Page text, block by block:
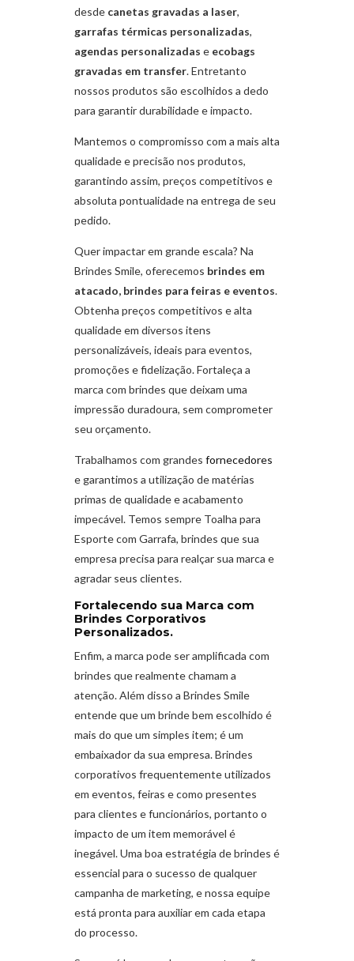
desde canetas gravadas a laser,
garrafas térmicas personalizadas,
agendas personalizadas e ecobags
gravadas em transfer. Entretanto
nossos produtos são escolhidos a dedo
para garantir durabilidade e impacto.
Mantemos o compromisso com a mais alta
qualidade e precisão nos produtos,
garantindo assim, preços competitivos e
absoluta pontualidade na entrega de seu
pedido.
Quer impactar em grande escala? Na
Brindes Smile, oferecemos brindes em
atacado, brindes para feiras e eventos.
Obtenha preços competitivos e alta
qualidade em diversos itens
personalizáveis, ideais para eventos,
promoções e fidelização. Fortaleça a
marca com brindes que deixam uma
impressão duradoura, sem comprometer
seu orçamento.
Trabalhamos com grandes fornecedores
e garantimos a utilização de matérias
primas de qualidade e acabamento
impecável. Temos sempre Toalha para
Esporte com Garrafa, brindes que sua
empresa precisa para realçar sua marca e
agradar seus clientes.
Fortalecendo sua Marca com
Brindes Corporativos
Personalizados.
Enfim, a marca pode ser amplificada com
brindes que realmente chamam a
atenção. Além disso a Brindes Smile
entende que um brinde bem escolhido é
mais do que um simples item; é um
embaixador da sua empresa. Brindes
corporativos frequentemente utilizados
em eventos, feiras e como presentes
para clientes e funcionários, portanto o
impacto de um item memorável é
inegável. Uma boa estratégia de brindes é
essencial para o sucesso de qualquer
campanha de marketing, e nossa equipe
está pronta para auxiliar em cada etapa
do processo.